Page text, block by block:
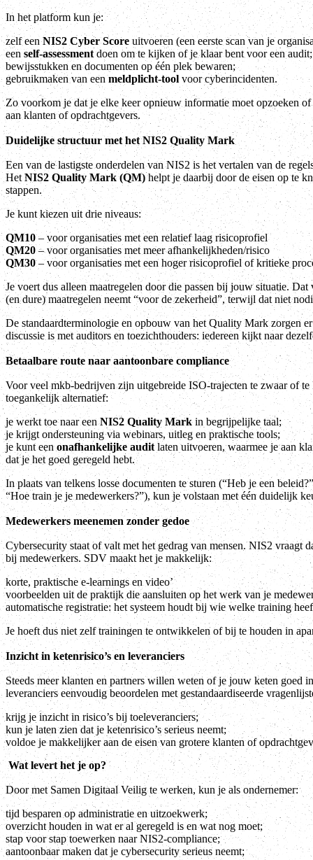
In het platform kun je:
zelf eenNIS2 Cyber Scoreuitvoeren (een eerste scan van je
een self-assessmentdoen om te kijken of je klaar bent voor een audit;
bewijsstukken en documenten op één plek bewaren;
gebruikmaken van eenmeldplicht-tool voor cyberincidenten.
Zo voorkom je dat je elke keer opnieuw informatie moet opzoeken of
aan klanten of opdrachtgevers.
Duidelijke structuur met het NIS2 Quality Mark
Een van de lastigste onderdelen van NIS2 is het vertalen van de
Het NIS2 Quality Mark (QM)helpt je daarbij door de eisen op te
stappen.
Je kunt kiezen uit drie niveaus:
QM10– voor organisaties met een relatief laag risicoprofiel
QM20– voor organisaties met meer afhankelijkheden/risico
QM30– voor organisaties met een hoger risicoprofiel of kritieke
Je voert dus alleen maatregelen door die passen bij jouw situatie.
(en dure) maatregelen neemt “voor de zekerheid”, terwijl dat niet
De standaardterminologie en opbouw van het Quality Mark zorgen
discussie is met auditors en toezichthouders: iedereen kijkt naar
Betaalbare route naar aantoonbare compliance
Voor veel mkb-bedrijven zijn uitgebreide ISO-trajecten te zwaar of te
toegankelijk alternatief:
je werkt toe naar eenNIS2 Quality Markin begrijpelijke taal;
je krijgt ondersteuning via webinars, uitleg en praktische tools;
je kunt eenonafhankelijke audit laten uitvoeren, waarmee je aan
dat je het goed geregeld hebt.
In plaats van telkens losse documenten te sturen (“Heb je een
“Hoe train je je medewerkers?”), kun je volstaan met één duidelijk
Medewerkers meenemen zonder gedoe
Cybersecurity staat of valt met het gedrag van mensen. NIS2 vraagt
bij medewerkers. SDV maakt het je makkelijk:
korte, praktische e-learnings en video’
voorbeelden uit de praktijk die aansluiten op het werk van je
automatische registratie: het systeem houdt bij wie welke training
Je hoeft dus niet zelf trainingen te ontwikkelen of bij te houden in
Inzicht in ketenrisico’s en leveranciers
Steeds meer klanten en partners willen weten of je jouw keten goed
leveranciers eenvoudig beoordelen met gestandaardiseerde
krijg je inzicht in risico’s bij toeleveranciers;
kun je laten zien dat je ketenrisico’s serieus neemt;
voldoe je makkelijker aan de eisen van grotere klanten of
Wat levert het je op?
Door met Samen Digitaal Veilig te werken, kun je als ondernemer:
tijd besparen op administratie en uitzoekwerk;
overzicht houden in wat er al geregeld is en wat nog moet;
stap voor stap toewerken naar NIS2-compliance;
aantoonbaar maken dat je cybersecurity serieus neemt;